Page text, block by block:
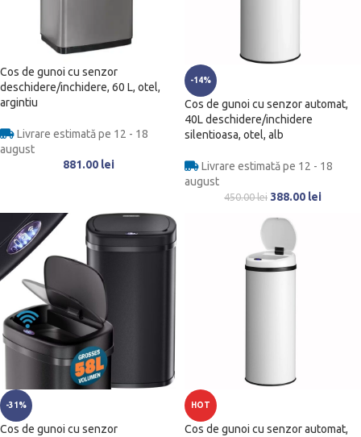
Cos de gunoi cu senzor
deschidere/inchidere, 60 L, otel,
argintiu
Livrare estimată pe 12 - 18
august
881.00 lei
-14%
Cos de gunoi cu senzor automat,
40L deschidere/inchidere
silentioasa, otel, alb
Livrare estimată pe 12 - 18
august
450.00lei 388.00 lei
-31%
Cos de gunoi cu senzor
HOT
Cos de gunoi cu senzor automat,